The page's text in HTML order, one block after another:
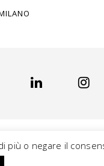
o negare il